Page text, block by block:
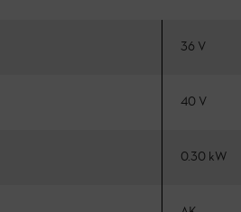
36 V
40 V
0.30 kW